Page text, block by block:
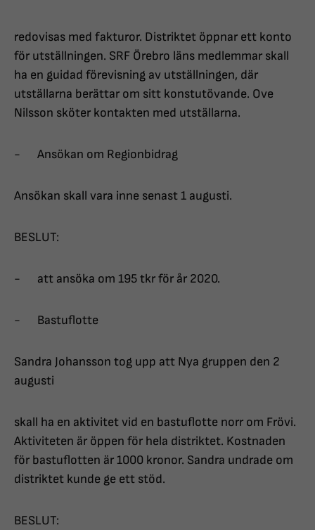
redovisas med fakturor. Distriktet öppnar ett konto
för utställningen. SRF Örebro läns medlemmar skall
ha en guidad förevisning av utställningen, där
utställarna berättar om sitt konstutövande. Ove
Nilsson sköter kontakten med utställarna.
- Ansökan om Regionbidrag
Ansökan skall vara inne senast 1 augusti.
BESLUT:
- att ansöka om 195 tkr för år 2020.
- Bastuflotte
Sandra Johansson tog upp att Nya gruppen den 2
augusti
skall ha en aktivitet vid en bastuflotte norr om Frövi.
Aktiviteten är öppen för hela distriktet. Kostnaden
för bastuflotten är 1000 kronor. Sandra undrade om
distriktet kunde ge ett stöd.
BESLUT: